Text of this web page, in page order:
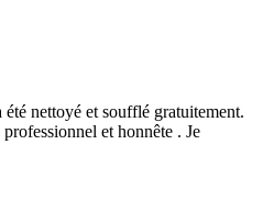
nettoyé et soufflé gratuitement.
et honnête . Je